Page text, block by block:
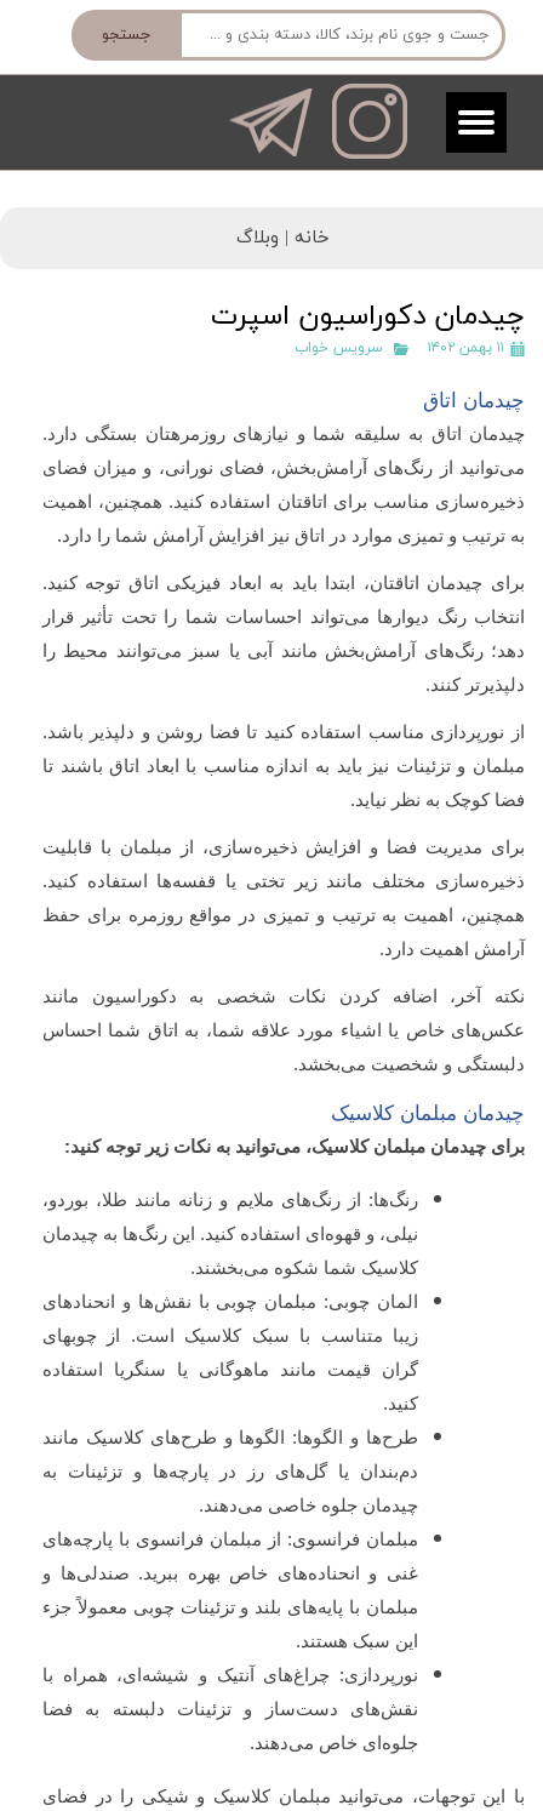
جستجو
خانه | وبلاگ
چیدمان دکوراسیون اسپرت
۱۱ بهمن ۱۴۰۲ سرویس خواب
چیدمان اتاق
چیدمان اتاق به سلیقه شما و نیازهای روزمرهتان بستگی دارد.
می‌توانید از رنگ‌های آرامش‌بخش، فضای نورانی، و میزان فضای
ذخیره‌سازی مناسب برای اتاقتان استفاده کنید. همچنین، اهمیت
به ترتیب و تمیزی موارد در اتاق نیز افزایش آرامش شما را دارد.
برای چیدمان اتاقتان، ابتدا باید به ابعاد فیزیکی اتاق توجه کنید.
انتخاب رنگ دیوارها می‌تواند احساسات شما را تحت تأثیر قرار
دهد؛ رنگ‌های آرامش‌بخش مانند آبی یا سبز می‌توانند محیط را
دلپذیرتر کنند.
از نورپردازی مناسب استفاده کنید تا فضا روشن و دلپذیر باشد.
مبلمان و تزئینات نیز باید به اندازه مناسب با ابعاد اتاق باشند تا
فضا کوچک به نظر نیاید.
برای مدیریت فضا و افزایش ذخیره‌سازی، از مبلمان با قابلیت
ذخیره‌سازی مختلف مانند زیر تختی یا قفسه‌ها استفاده کنید.
همچنین، اهمیت به ترتیب و تمیزی در مواقع روزمره برای حفظ
آرامش اهمیت دارد.
نکته آخر، اضافه کردن نکات شخصی به دکوراسیون مانند
عکس‌های خاص یا اشیاء مورد علاقه شما، به اتاق شما احساس
دلبستگی و شخصیت می‌بخشد.
چیدمان مبلمان کلاسیک
برای چیدمان مبلمان کلاسیک، می‌توانید به نکات زیر توجه کنید:
رنگ‌ها: از رنگ‌های ملایم و زنانه مانند طلا، بوردو،
نیلی، و قهوه‌ای استفاده کنید. این رنگ‌ها به چیدمان
کلاسیک شما شکوه می‌بخشند.
المان چوبی: مبلمان چوبی با نقش‌ها و انحنادهای
زیبا متناسب با سبک کلاسیک است. از چوبهای
گران قیمت مانند ماهوگانی یا سنگریا استفاده
کنید.
طرح‌ها و الگوها: الگوها و طرح‌های کلاسیک مانند
دم‌بندان یا گل‌های رز در پارچه‌ها و تزئینات به
چیدمان جلوه خاصی می‌دهند.
مبلمان فرانسوی: از مبلمان فرانسوی با پارچه‌های
غنی و انحناده‌های خاص بهره ببرید. صندلی‌ها و
مبلمان با پایه‌های بلند و تزئینات چوبی معمولاً جزء
این سبک هستند.
نورپردازی: چراغ‌های آنتیک و شیشه‌ای، همراه با
نقش‌های دست‌ساز و تزئینات دلبسته به فضا
جلوه‌ای خاص می‌دهند.
با این توجهات، می‌توانید مبلمان کلاسیک و شیکی را در فضای